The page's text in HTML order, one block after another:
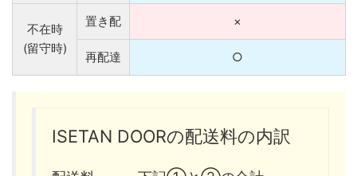
不在時
(留守時)
置き配 ×
再配達 ○
ISETAN DOORの配送料の内訳